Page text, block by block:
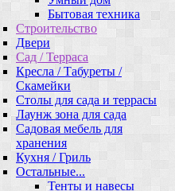
Бытовая техника
Строительство
Двери
Сад / Терраса
Кресла / Табуреты /
Скамейки
Столы для сада и террасы
Лаунж зона для сада
Садовая мебель для
хранения
Кухня / Гриль
Остальные...
Тенты и навесы